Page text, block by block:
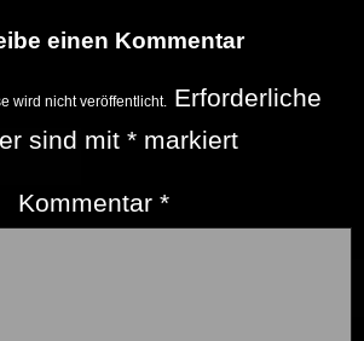
einen Kommentar
wird nicht veröffentlicht. Erforderliche
sind mit * markiert
Kommentar *